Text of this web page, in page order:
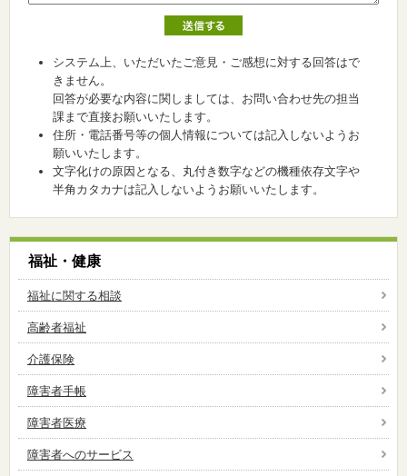
システム上、いただいたご意見・ご感想に対する回答はで
きません。
回答が必要な内容に関しましては、お問い合わせ先の担当
課まで直接お願いいたします。
住所・電話番号等の個人情報については記入しないようお
願いいたします。
文字化けの原因となる、丸付き数字などの機種依存文字や
半角カタカナは記入しないようお願いいたします。
福祉・健康
福祉に関する相談
高齢者福祉
介護保険
障害者手帳
障害者医療
障害者へのサービス